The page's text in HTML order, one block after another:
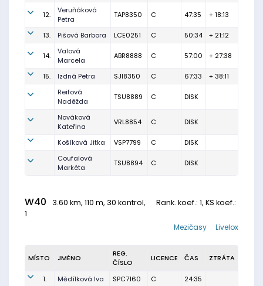
12.
Veruňáková
Petra
TAP8350 C 47:35 + 18:13
13. Pišová Barbora LCE0251 C 50:34 + 21:12
14.
Valová
Marcela
ABR8888 C 57:00 + 27:38
15. Izdná Petra SJI8350 C 67:33
+ 38:11
Reifová
Naděžda
TSU8889 C DISK
Nováková
Kateřina
VRL8854 C DISK
Košíková Jitka VSP7799 C
DISK
Coufalová
Markéta
TSU8894 C DISK
W40 3.60 km, 110 m, 30 kontrol, Rank. koef.: 1, KS koef.:
1
Livelox
Mezičasy
MÍSTO JMÉNO
REG.
ČÍSLO
LICENCE ČAS ZTRÁTA
1. Mědílková Iva SPC7160 C 24:35